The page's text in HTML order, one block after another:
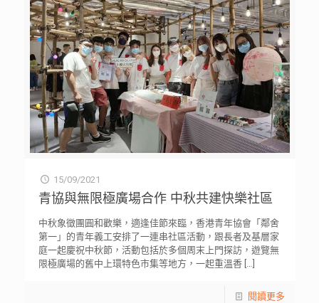
15/09/2021
青協與無限極廣場合作 中秋共建快樂社區
中秋象徵團圓和歡樂，適逢佳節來臨，香港青年協會「鄰舍
第一」的青年義工安排了一連串社區活動，跟長者及基層家
庭一起慶祝中秋節，活動包括於多個周末上門探訪，遊覽無
限極廣場的舊中上環特色市集等地方，一起重溫香[…]
閱讀更多